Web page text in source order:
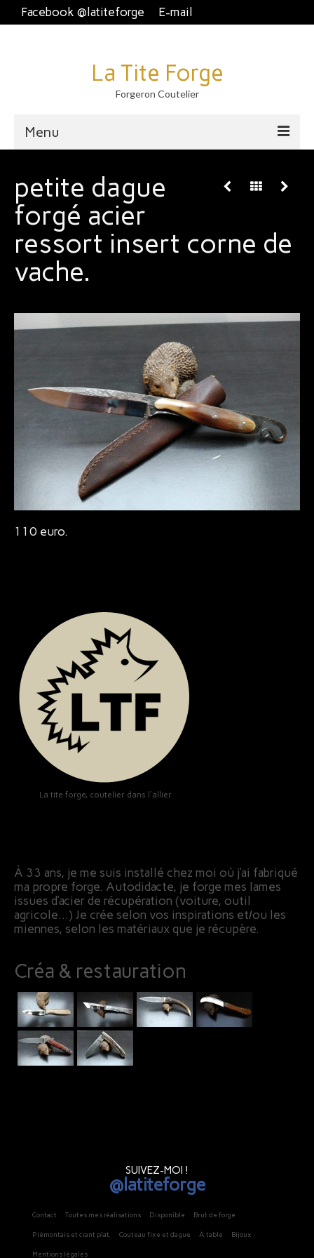
Facebook @latiteforge E-mail
La Tite Forge
Forgeron Coutelier
Menu
Disponible
Brut de forge
Piémontais et crans plat.
Couteau fixe et dague
À table
petite dague
forgé acier
ressort insert corne de
vache.
110 euro.
La tite forge, coutelier dans l'allier
À 33 ans, je me suis installé chez moi où j’ai fabriqué
ma propre forge. Autodidacte, je forge mes lames
issues d’acier de récupération (voiture, outil
agricole…) Je crée selon vos inspirations et/ou les
miennes, selon les matériaux que je récupère.
Créa & restauration
SUIVEZ-MOI !
@latiteforge
Contact Toutes mes réalisations Disponible Brut de forge
Piémontais et crant plat. Couteau fixe et dague À table Bijoux
Mentions légales